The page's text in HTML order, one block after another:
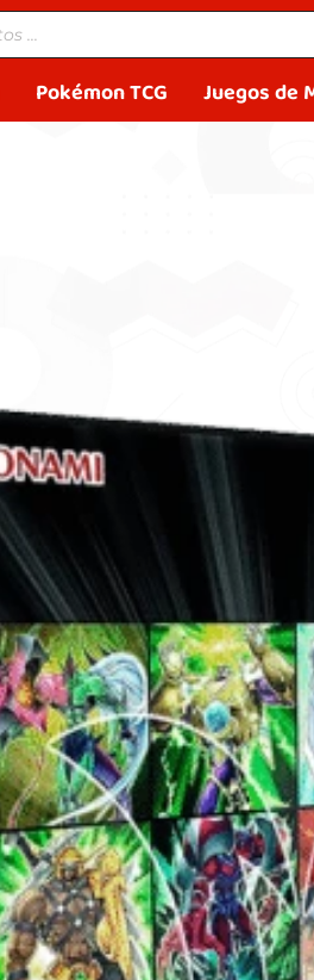
Pokémon TCG Juegos de